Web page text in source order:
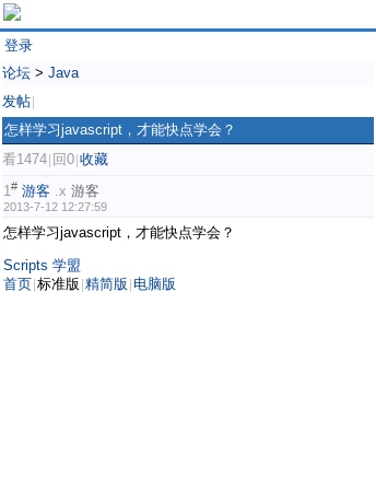
登录
论坛 > Java
发帖
怎样学习javascript，才能快点学会？
看1474 回0 收藏
1# 游客 .x 游客
2013-7-12 12:27:59
怎样学习javascript，才能快点学会？
Scripts 学盟
首页 标准版 精简版 电脑版